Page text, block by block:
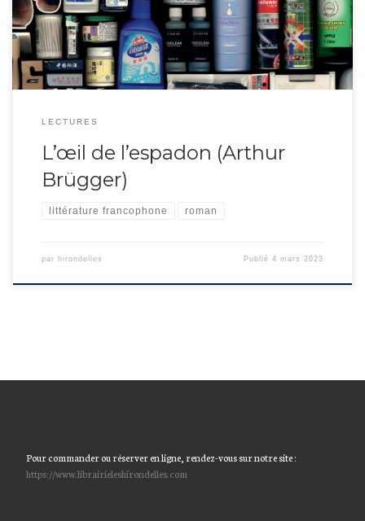
les collègues, la gestion des denrées. Solitaire et timide, il est bien […]
LECTURES
L’œil de l’espadon (Arthur
Brügger)
littérature francophone roman
par hirondelles Publié4 mars 2023
Pour commander ou réserver en ligne, rendez-vous sur notre site :
https://www.librairieleshirondelles.com